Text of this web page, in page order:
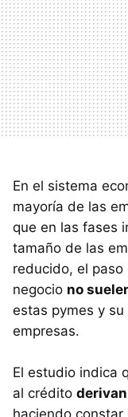
En el sistema
mayoría de las
que en las fases
tamaño de las
reducido, el
negocio no
estas pymes y
empresas.
El estudio indica
al crédito